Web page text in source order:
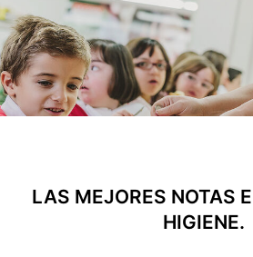
LAS MEJORES NOTAS
HIGIENE.